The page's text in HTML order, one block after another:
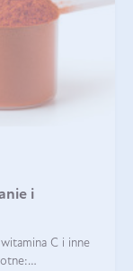
i
C i inne